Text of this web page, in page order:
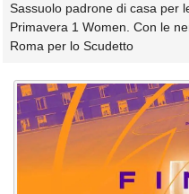
Sassuolo padrone di casa per
Primavera 1 Women. Con le
Roma per lo Scudetto